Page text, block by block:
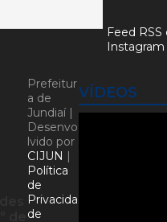
VÍDEOS
Feed
Instagram
Prefeitur
a de
Jundiaí |
Desenvo
lvido por
CIJUN |
Política
de
Privacida
de